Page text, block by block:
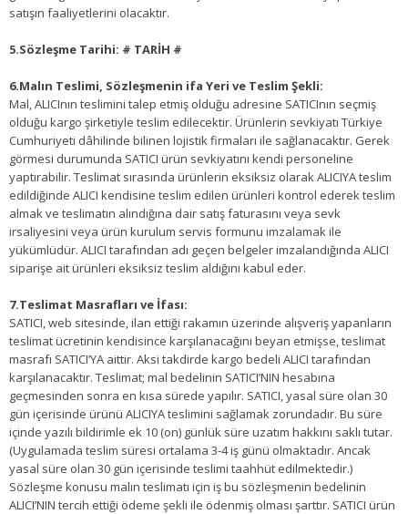
satışın faaliyetlerini olacaktır.
5.Sözleşme Tarihi: # TARİH #
6.Malın Teslimi, Sözleşmenin ifa Yeri ve Teslim Şekli:
Mal, ALICInın teslimini talep etmiş olduğu adresine SATICInın seçmiş
olduğu kargo şirketiyle teslim edilecektir. Ürünlerin sevkiyatı Türkiye
Cumhuriyeti dâhilinde bilinen lojistik firmaları ile sağlanacaktır. Gerek
görmesi durumunda SATICI ürün sevkiyatını kendi personeline
yaptırabilir. Teslimat sırasında ürünlerin eksiksiz olarak ALICIYA teslim
edildiğinde ALICI kendisine teslim edilen ürünleri kontrol ederek teslim
almak ve teslimatın alındığına dair satış faturasını veya sevk
irsaliyesini veya ürün kurulum servis formunu imzalamak ile
yükümlüdür. ALICI tarafından adı geçen belgeler imzalandığında ALICI
siparişe ait ürünleri eksiksiz teslim aldığını kabul eder.
7.Teslimat Masrafları ve İfası:
SATICI, web sitesinde, ilan ettiği rakamın üzerinde alışveriş yapanların
teslimat ücretinin kendisince karşılanacağını beyan etmişse, teslimat
masrafı SATICI’YA aittir. Aksi takdirde kargo bedeli ALICI tarafından
karşılanacaktır. Teslimat; mal bedelinin SATICI’NIN hesabına
geçmesinden sonra en kısa sürede yapılır. SATICI, yasal süre olan 30
gün içerisinde ürünü ALICIYA teslimini sağlamak zorundadır. Bu süre
içinde yazılı bildirimle ek 10 (on) günlük süre uzatım hakkını saklı tutar.
(Uygulamada teslim süresi ortalama 3-4 iş günü olmaktadır. Ancak
yasal süre olan 30 gün içerisinde teslimi taahhüt edilmektedir.)
Sözleşme konusu malın teslimatı için iş bu sözleşmenin bedelinin
ALICI’NIN tercih ettiği ödeme şekli ile ödenmiş olması şarttır. SATICI ürün